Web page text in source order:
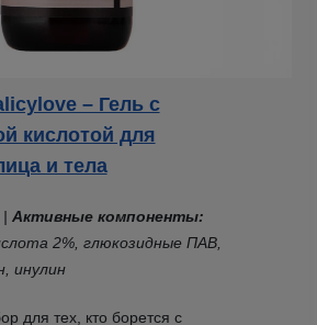
– Гель с
кислотой для
и тела
Активные компоненты:
2%, глюкозидные ПАВ,
инулин
для тех, кто борется с